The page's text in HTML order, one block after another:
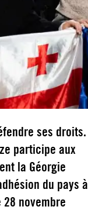
ses droits.
participe aux
la Géorgie
du pays à
novembre